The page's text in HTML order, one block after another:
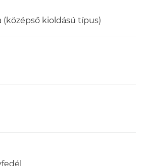
(középső kioldású típus)